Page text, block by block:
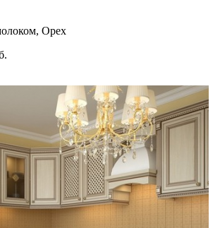
Орех